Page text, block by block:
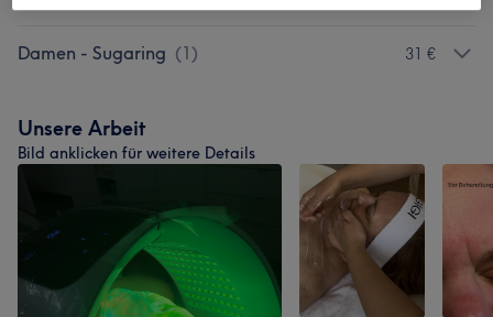
Damen - Sugaring (1) 31 €
Unsere Arbeit
Bild anklicken für weitere Details